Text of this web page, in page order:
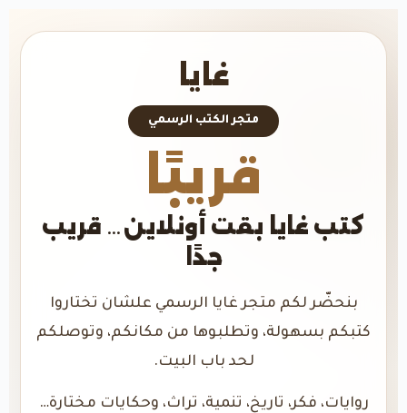
غايا
متجر الكتب الرسمي
قريبًا
كتب غايا بقت أونلاين… قريب
جدًا
بنحضّر لكم متجر غايا الرسمي علشان تختاروا
كتبكم بسهولة، وتطلبوها من مكانكم، وتوصلكم
لحد باب البيت.
روايات، فكر، تاريخ، تنمية، تراث، وحكايات مختارة…